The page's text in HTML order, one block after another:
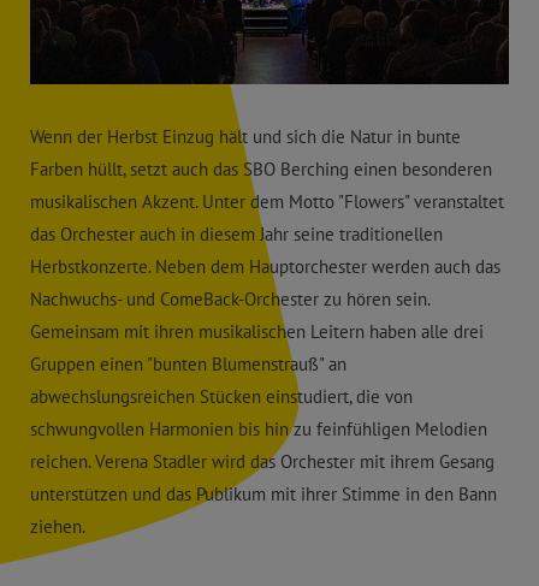
Wenn der Herbst Einzug hält und sich die Natur in bunte
Farben hüllt, setzt auch das SBO Berching einen besonderen
musikalischen Akzent. Unter dem Motto "Flowers" veranstaltet
das Orchester auch in diesem Jahr seine traditionellen
Herbstkonzerte. Neben dem Hauptorchester werden auch das
Nachwuchs- und ComeBack-Orchester zu hören sein.
Gemeinsam mit ihren musikalischen Leitern haben alle drei
Gruppen einen "bunten Blumenstrauß" an
abwechslungsreichen Stücken einstudiert, die von
schwungvollen Harmonien bis hin zu feinfühligen Melodien
reichen. Verena Stadler wird das Orchester mit ihrem Gesang
unterstützen und das Publikum mit ihrer Stimme in den Bann
ziehen.